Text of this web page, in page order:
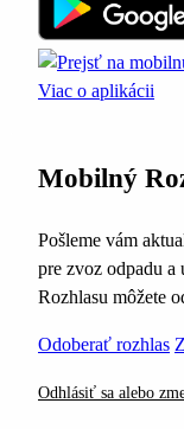
Viac o aplikácii
Mobilný
Pošleme vám
pre zvoz odpadu a
Rozhlasu môžete
Odoberať rozhlas
Odhlásiť sa alebo